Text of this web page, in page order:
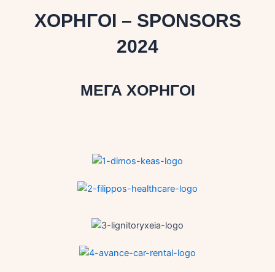
ΧΟΡΗΓΟΙ – SPONSORS
2024
ΜΕΓΑ ΧΟΡΗΓΟΙ